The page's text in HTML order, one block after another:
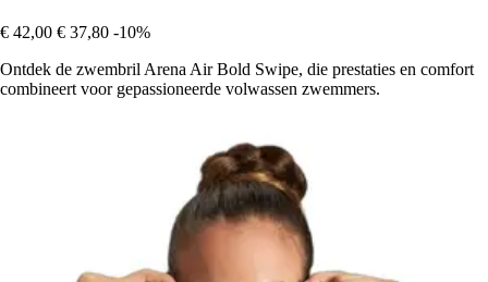
€ 42,00 € 37,80 -10%
Ontdek de zwembril Arena Air Bold Swipe, die prestaties en comfort
combineert voor gepassioneerde volwassen zwemmers.